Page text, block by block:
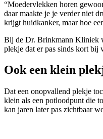
“Moedervlekken horen
daar maakte je je verder niet
krijgt huidkanker, maar hoe
Bij de Dr. Brinkmann Kliniek
plekje dat er pas sinds kort bij
Ook een klein
Dat een onopvallend plekje
klein als een potloodpunt die
kan jaren later pas zichtbaar